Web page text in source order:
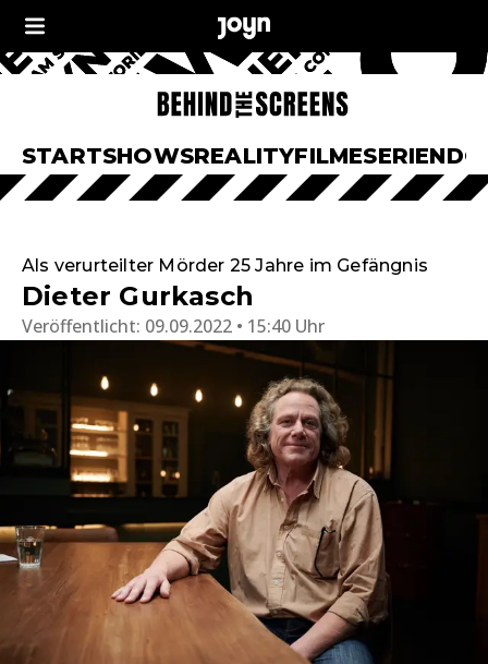
STARTSHOWSREALITYFILMESERIEN
Als verurteilter Mörder 25 Jahre im Gefängnis
Dieter Gurkasch
Veröffentlicht: 09.09.2022 • 15:40 Uhr